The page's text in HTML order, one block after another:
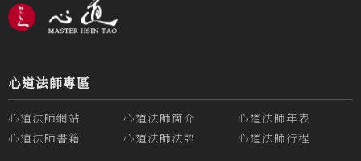
心道法師專區
心道法師網站 心道法師簡介
心道法師年表
心道法師書籍
心道法師法語 心道法師行程